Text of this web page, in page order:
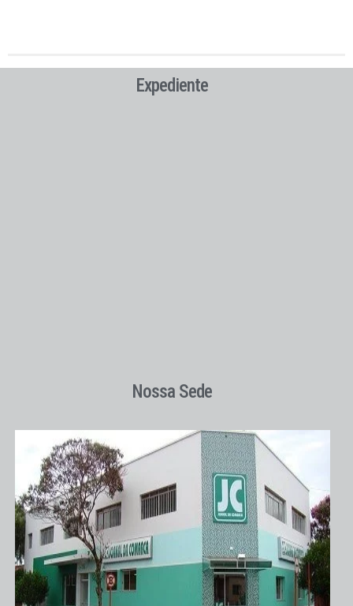
Expediente
Nossa Sede